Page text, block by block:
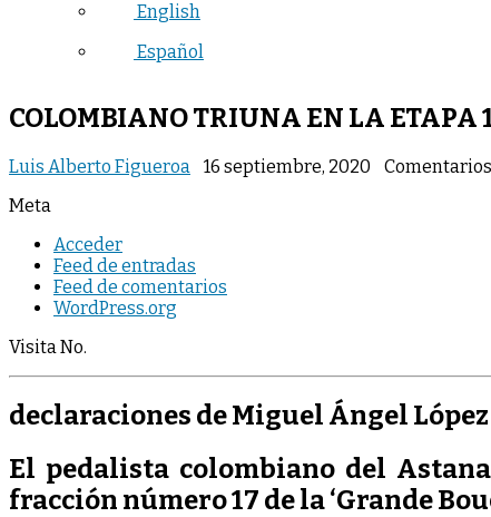
English
Español
COLOMBIANO TRIUNA EN LA ETAPA
Luis Alberto Figueroa 16 septiembre, 2020
Meta
Acceder
Feed de entradas
Feed de comentarios
WordPress.org
Visita No.
declaraciones de Miguel Ángel
El pedalista colombiano del
fracción número 17 de la ‘Grande